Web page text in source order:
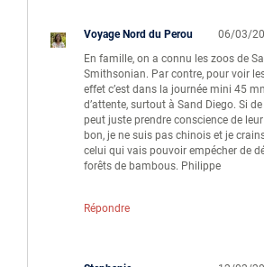
Voyage Nord du Perou
06/03/
En famille, on a connu les zoos de
Smithsonian. Par contre, pour voir
effet c’est dans la journée mini 45
d’attente, surtout à Sand Diego. Si
peut juste prendre conscience de
bon, je ne suis pas chinois et je
celui qui vais pouvoir empécher de
forêts de bambous. Philippe
Répondre